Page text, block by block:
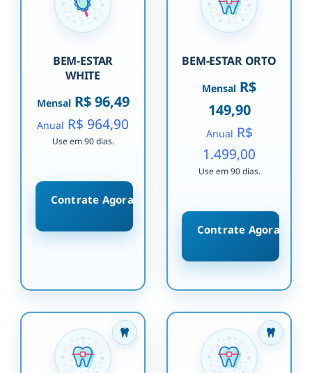
BEM-ESTAR
WHITE
MensalR$ 96,49
Anual R$ 964,90
Use em 90 dias.
Contrate Agora
BEM-ESTAR ORTO
Mensal R$
149,90
Anual R$
1.499,00
Use em 90 dias.
Contrate Agora